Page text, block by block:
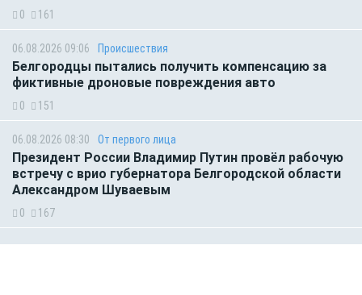
0 161
06.08.2026 09:06 Происшествия
Белгородцы пытались получить компенсацию за
фиктивные дроновые повреждения авто
0 151
06.08.2026 08:30 От первого лица
Президент России Владимир Путин провёл рабочую
встречу с врио губернатора Белгородской области
Александром Шуваевым
0 167